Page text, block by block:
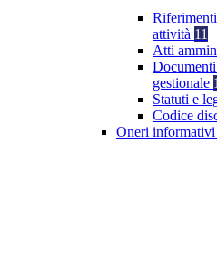
attività 11
Atti
gestionale 1
Statuti e
Codice
Oneri informativi